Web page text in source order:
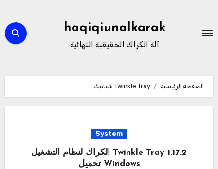
المحتوى
haqiqiunalkarak
آلة الكراك الحقيقية النهائية
الصفحة الرئيسية Twinkle Tray شبابيك
System
Twinkle Tray 1.17.2 الكراك لنظام التشغيل
Windows تحميل